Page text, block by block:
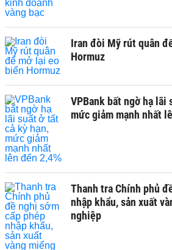
Iran đòi Mỹ rút quân
Hormuz
VPBank bất ngờ hạ lãi
mức giảm mạnh nhất
Thanh tra Chính phủ
nhập khẩu, sản xuất
nghiệp